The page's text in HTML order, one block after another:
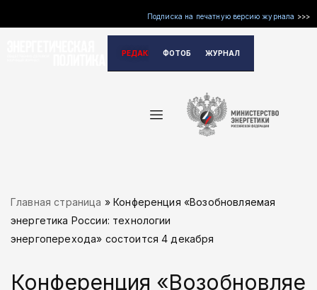
Подписка на печатную версию журнала >>>
РЕДАКЦИЯФОТОБАНКЖУРНАЛ
Главная страница »Конференция «Возобновляемая
энергетика России: технологии
энергоперехода» состоится 4 декабря
Конференция «Возобновляе